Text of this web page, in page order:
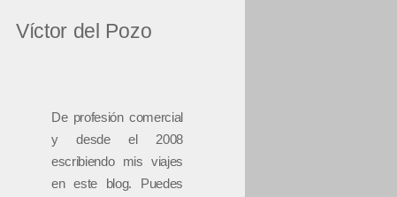
Víctor del Pozo
De profesión comercial
y desde el 2008
escribiendo mis viajes
en este blog. Puedes